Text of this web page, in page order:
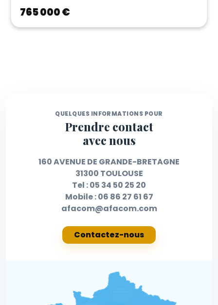
765 000 €
QUELQUES INFORMATIONS POUR
Prendre contact
avec nous
160 AVENUE DE GRANDE-BRETAGNE
31300 TOULOUSE
Tel :05 34 50 25 20
Mobile :06 86 27 61 67
afacom@afacom.com
Contactez-nous